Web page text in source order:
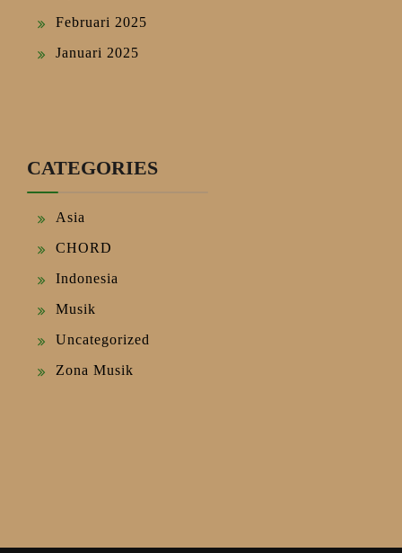
Februari 2025
Januari 2025
CATEGORIES
Asia
CHORD
Indonesia
Musik
Uncategorized
Zona Musik